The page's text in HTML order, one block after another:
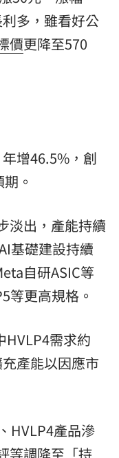
多，雖看好公
價更降至570
增46.5%，創
。
淡出，產能持續
基礎建設持續
自研ASIC等
等更高規格。
HVLP4需求約
產能以因應市
HVLP4產品滲
等調降至「持